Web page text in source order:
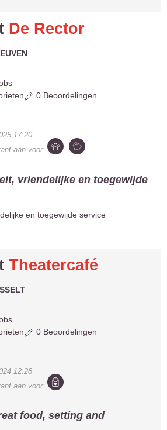
De Rector
0 Beoordelingen
17:20
aan voor:
vriendelijke en toegewijde
en toegewijde service
Theatercafé
0 Beoordelingen
12:28
aan voor:
food, setting and